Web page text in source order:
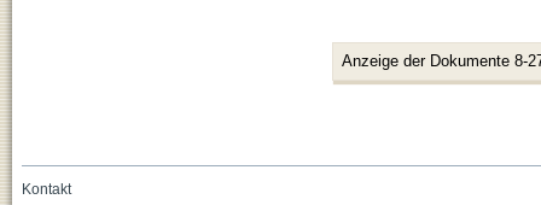
Anzeige der Dokumente 8-
Kontakt